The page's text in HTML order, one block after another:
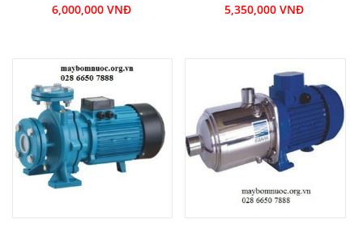
6,000,000 VNĐ 5,350,000 VNĐ